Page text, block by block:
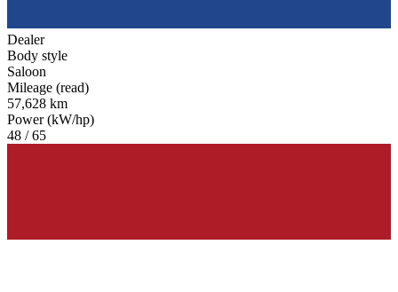
Dealer
Body style
Saloon
Mileage (read)
57,628 km
Power (kW/hp)
48 / 65